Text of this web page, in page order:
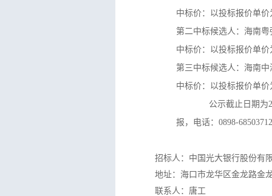
中标价： 以投标报价单
第二中标候选人：海南
中标价： 以投标报价单
第三中标候选人： 海南中
中标价： 以投标报价单
公示截止日期为
报，电话： 0898-68503712
招标人：中国光大银行股份有
地址： 海口市龙华区金龙路金
联系人： 唐工